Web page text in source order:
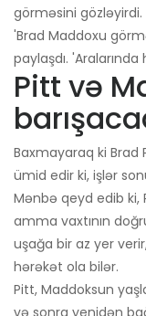
görməsini
'Brad Maddoxu
paylaşdı.
Pitt və
Baxmayaraq ki Brad
ümid edir ki, işlər
Mənbə qeyd edib
amma vaxtının
uşağa bir az yer
hərəkət ola bilər.
Pitt, Maddoksun
və sonra yenidən